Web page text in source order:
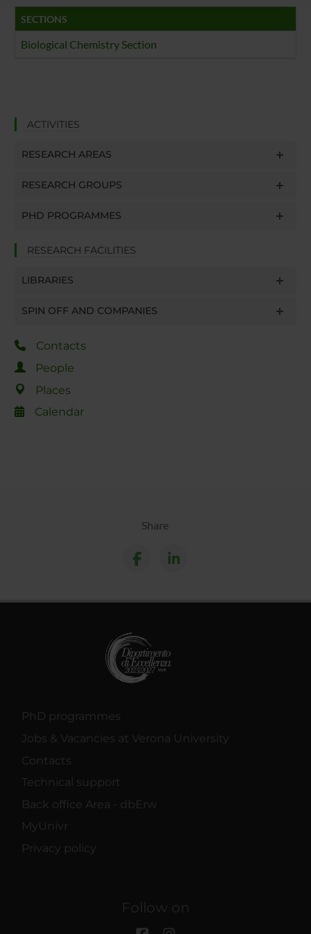
SECTIONS
Biological Chemistry Section
ACTIVITIES
RESEARCH AREAS
RESEARCH GROUPS
PHD PROGRAMMES
RESEARCH FACILITIES
LIBRARIES
SPIN OFF AND COMPANIES
Contacts
People
Places
Calendar
Share
PhD programmes
Jobs & Vacancies at Verona University
Contacts
Technical support
Back office Area - dbErw
MyUnivr
Privacy policy
Follow on